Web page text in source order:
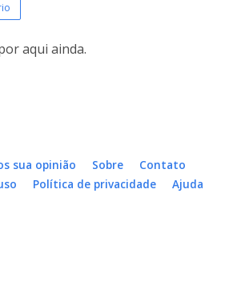
aqui ainda.
sua opinião Sobre
Contato
Política de privacidade Ajuda